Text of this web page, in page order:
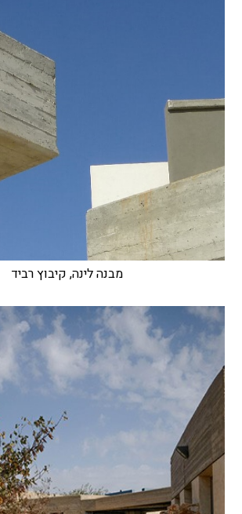
מבנה לינה, קיבוץ רביד